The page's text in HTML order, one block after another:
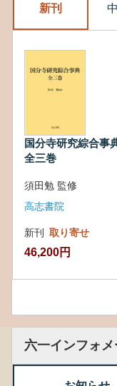
新刊
国分寺研究綜合事
全三巻
須田勉 監修
高志書院
新刊 取り寄せ
46,200円
六一インフォ